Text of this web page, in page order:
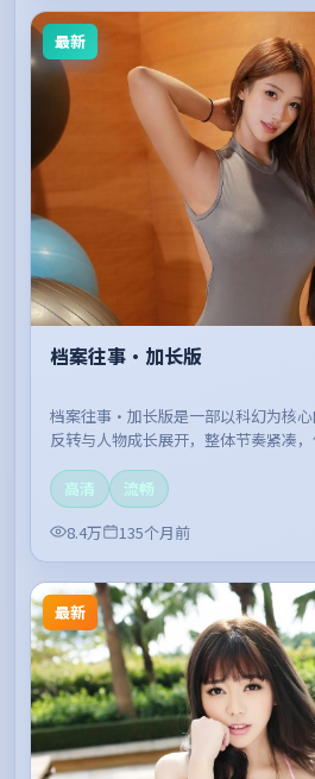
最新
档案往事·加长版
档案往事·加长版是一部以科幻为核心
反转与人物成长展开，整体节奏紧凑，
高清
流畅
8.4万
135个月前
最新